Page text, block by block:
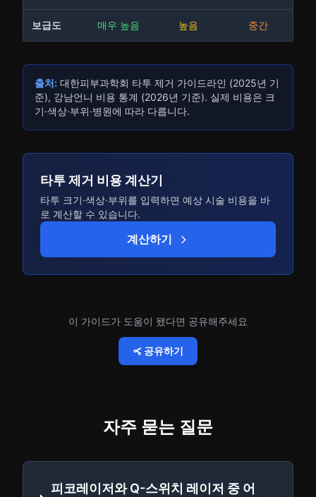
보급도 매우 높음 높음 중간
출처: 대한피부과학회 타투 제거 가이드라인 (2025년 기
준), 강남언니 비용 통계 (2026년 기준). 실제 비용은 크
기·색상·부위·병원에 따라 다릅니다.
타투 제거 비용 계산기
타투 크기·색상·부위를 입력하면 예상 시술 비용을 바
로 계산할 수 있습니다.
계산하기
이 가이드가 도움이 됐다면 공유해주세요
공유하기
자주 묻는 질문
피코레이저와 Q-스위치 레이저 중 어